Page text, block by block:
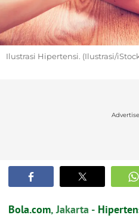
Ilustrasi Hipertensi. (Ilustrasi/
Bola.com, Jakarta -